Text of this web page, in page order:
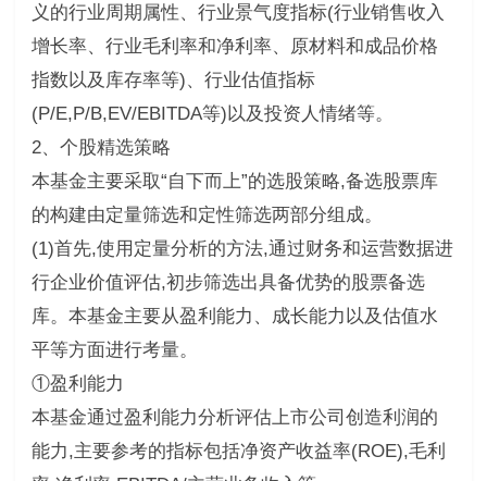
义的行业周期属性、行业景气度指标(行业销售收入
增长率、行业毛利率和净利率、原材料和成品价格
指数以及库存率等)、行业估值指标
(P/E,P/B,EV/EBITDA等)以及投资人情绪等。
2、个股精选策略
本基金主要采取“自下而上”的选股策略,备选股票库
的构建由定量筛选和定性筛选两部分组成。
(1)首先,使用定量分析的方法,通过财务和运营数据进
行企业价值评估,初步筛选出具备优势的股票备选
库。本基金主要从盈利能力、成长能力以及估值水
平等方面进行考量。
①盈利能力
本基金通过盈利能力分析评估上市公司创造利润的
能力,主要参考的指标包括净资产收益率(ROE),毛利